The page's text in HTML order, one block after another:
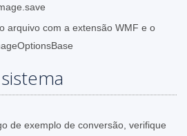
arquivo com a extensão WMF e o
de exemplo de conversão, verifique